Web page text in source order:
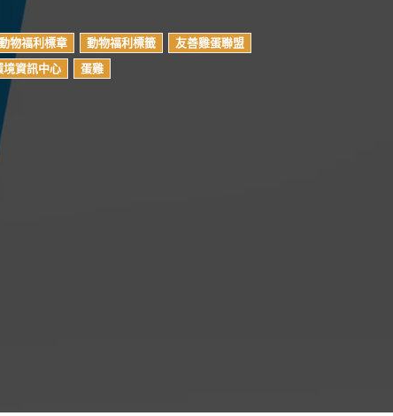
物福利標章 動物福利標籤
友善雞蛋聯盟
境資訊中心 蛋雞